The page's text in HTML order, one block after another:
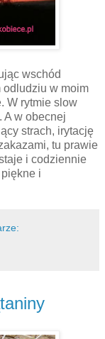
wschód
odludziu w moim
W rytmie slow
w obecnej
strach, irytację
tu prawie
i codziennie
i